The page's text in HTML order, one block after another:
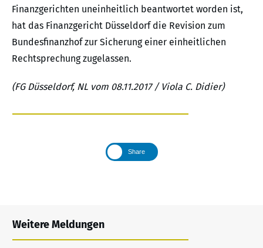
Finanzgerichten uneinheitlich beantwortet worden ist,
hat das Finanzgericht Düsseldorf die Revision zum
Bundesfinanzhof zur Sicherung einer einheitlichen
Rechtsprechung zugelassen.
(FG Düsseldorf, NL vom 08.11.2017 / Viola C. Didier)
Share
Weitere Meldungen